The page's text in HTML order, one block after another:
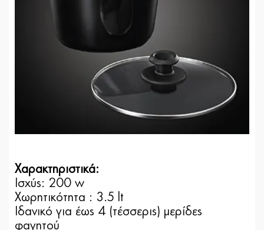
Χαρακτηριστικά:
Ισχύς: 200 w
Χωρητικότητα : 3.5 lt
Ιδανικό για έως 4 (τέσσερις) μερίδες
φαγητού